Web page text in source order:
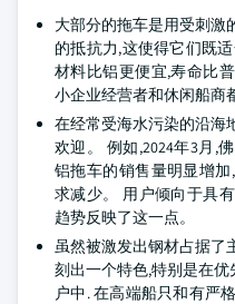
大部分的拖车是用受刺激
的抵抗力,这使得它们既
材料比铝更便宜,寿命比
小企业经营者和休闲船商
在经常受海水污染的沿海
欢迎。 例如,2024年3月,
铝拖车的销售量明显增
求减少。 用户倾向于具
趋势反映了这一点。
虽然被激发出钢材占据了
刻出一个特色,特别是在
户中. 在高端船只和有严